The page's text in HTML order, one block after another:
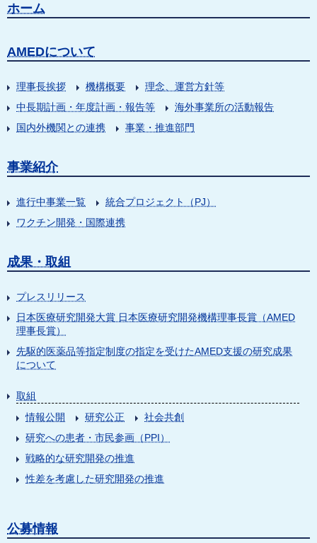
ホーム
AMEDについて
理事長挨拶 機構概要
理念、運営方針等
中長期計画・年度計画・報告等
海外事業所の活動報告
国内外機関との連携
事業・推進部門
事業紹介
進行中事業一覧
統合プロジェクト（PJ）
ワクチン開発・国際連携
成果・取組
プレスリリース
日本医療研究開発大賞 日本医療研究開発機構理事長賞（AMED
理事長賞）
先駆的医薬品等指定制度の指定を受けたAMED支援の研究成果
について
取組
情報公開
研究公正
社会共創
研究への患者・市民参画（PPI）
戦略的な研究開発の推進
性差を考慮した研究開発の推進
公募情報